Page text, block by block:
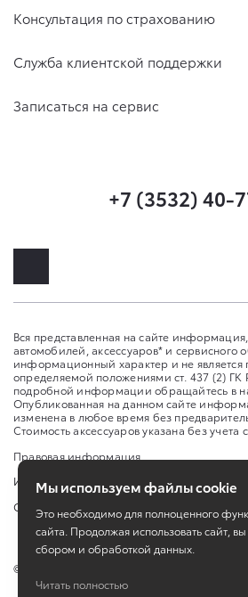
Консультация по страхованию
Служба клиентской поддержки
Записаться на сервис
+7 (3532) 40-
Вся представленная на сайте
автомобилей, аксессуаров* и сервисного
информационный характер и не является
определяемой положениями ст. 437 (2) ГК
подробной информации обращайтесь в
Опубликованная на данном сайте
изменена в любое время без
Стоимость аксессуаров указана без учета
Правовая информация
Изменить настройку cookies
Сбросить cookie
©
Мы используем файлы cookie
Это необходимо для полноценного
сайта. Продолжая использовать сайт,
сбором и обработкой данных.
Читать полностью